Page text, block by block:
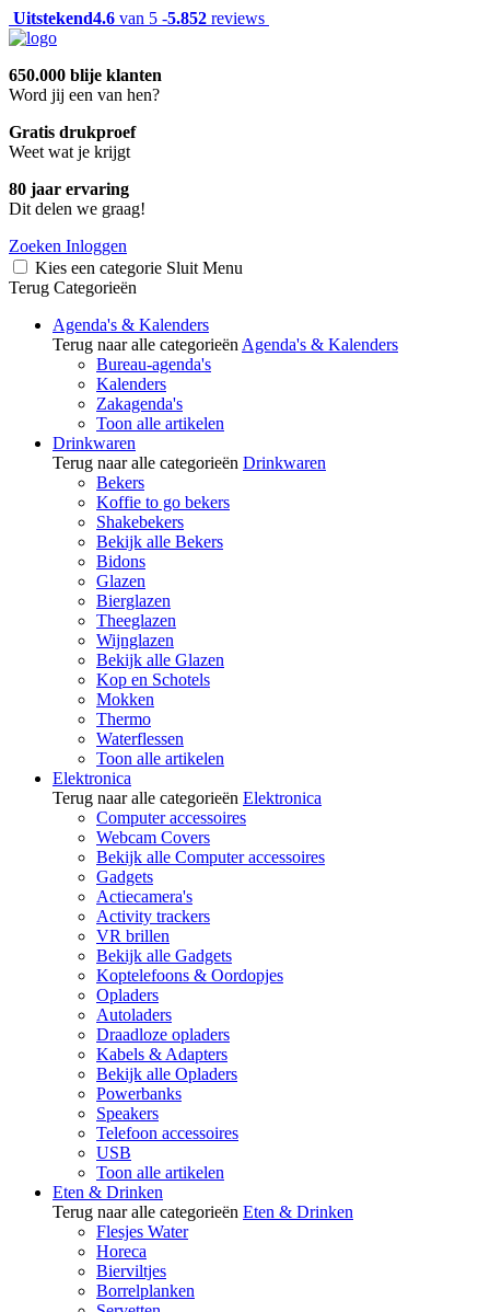
Uitstekend4.6 van 5 -5.852 reviews
650.000 blije klanten
Word jij een van hen?
Gratis drukproef
Weet wat je krijgt
80 jaar ervaring
Dit delen we graag!
Zoeken Inloggen
Kies een categorie Sluit Menu
Terug Categorieën
Agenda's & Kalenders
Terug naar alle categorieën Agenda's & Kalenders
Bureau-agenda's
Kalenders
Zakagenda's
Toon alle artikelen
Drinkwaren
Terug naar alle categorieën Drinkwaren
Bekers
Koffie to go bekers
Shakebekers
Bekijk alle Bekers
Bidons
Glazen
Bierglazen
Theeglazen
Wijnglazen
Bekijk alle Glazen
Kop en Schotels
Mokken
Thermo
Waterflessen
Toon alle artikelen
Elektronica
Terug naar alle categorieën Elektronica
Computer accessoires
Webcam Covers
Bekijk alle Computer accessoires
Gadgets
Actiecamera's
Activity trackers
VR brillen
Bekijk alle Gadgets
Koptelefoons & Oordopjes
Opladers
Autoladers
Draadloze opladers
Kabels & Adapters
Bekijk alle Opladers
Powerbanks
Speakers
Telefoon accessoires
USB
Toon alle artikelen
Eten & Drinken
Terug naar alle categorieën Eten & Drinken
Flesjes Water
Horeca
Bierviltjes
Borrelplanken